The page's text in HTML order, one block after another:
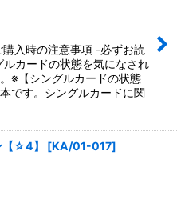
購入時の注意事項 -必ずお読
カードの状態を気になされ
※【シングルカードの状態
です。シングルカードに関
【☆4】 [KA/01-017]